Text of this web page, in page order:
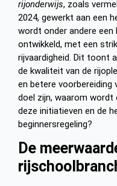
rijonderwijs, zoals
2024, gewerkt aan een
wordt onder andere een
ontwikkeld, met een
rijvaardigheid. Dit toont
de kwaliteit van de
en betere voorbereiding
doel zijn, waarom wordt
deze initiatieven en de
beginnersregeling?
De